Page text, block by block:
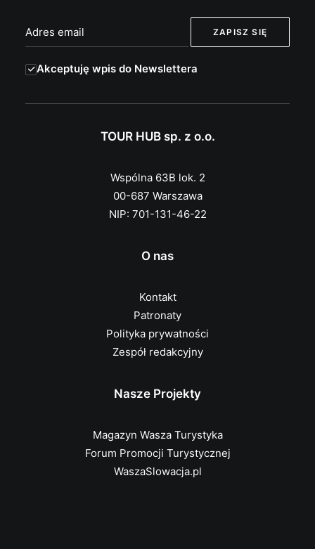
Akceptuję wpis do Newslettera
TOUR HUB sp. z o.o.
Wspólna 63B lok. 2
00-687 Warszawa
NIP: 701-131-46-22
O nas
Kontakt
Patronaty
Polityka prywatności
Zespół redakcyjny
Nasze Projekty
Magazyn Wasza Turystyka
Forum Promocji Turystycznej
WaszaSlowacja.pl